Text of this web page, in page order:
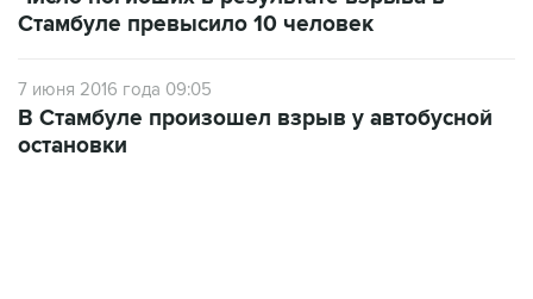
Стамбуле превысило 10 человек
7 июня 2016 года 09:05
В Стамбуле произошел взрыв у автобусной
остановки